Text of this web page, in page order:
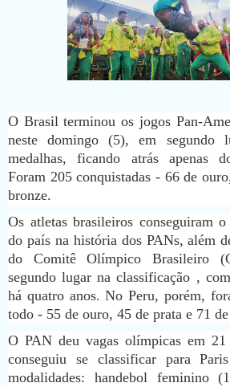
O Brasil terminou os jogos Pan-
neste domingo (5), em segundo
medalhas, ficando atrás apenas
Foram 205 conquistadas - 66 de
bronze.
Os atletas brasileiros conseguiram
do país na história dos PANs, além
do Comitê Olímpico Brasileiro
segundo lugar na classificação ,
há quatro anos. No Peru, porém,
todo - 55 de ouro, 45 de prata e 71
O PAN deu vagas olímpicas em
conseguiu se classificar para
modalidades: handebol feminino